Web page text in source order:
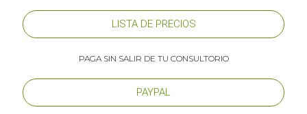
LISTA DE PRECIOS
PAGA SIN SALIR DE TU CONSULTORIO
PAYPAL